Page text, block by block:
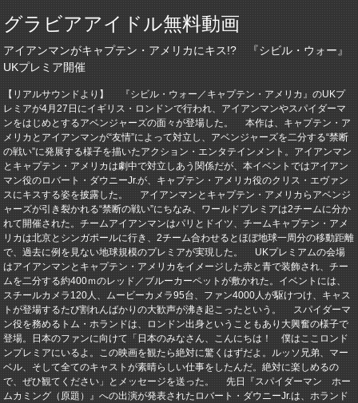
グラビアアイドル無料動画
アイアンマンがキャプテン・アメリカにキス!? 『シビル・ウォー』
UKプレミア開催
【リアルサウンドより】 『シビル・ウォー／キャプテン・アメリカ』のUKプ
レミアが4月27日にイギリス・ロンドンで行われ、アイアンマンやスパイダーマ
ンをはじめとするアベンジャーズの面々が登場した。 本作は、キャプテン・ア
メリカとアイアンマンが“友情”によって対立し、アベンジャーズを二分する“禁断
の戦い”に発展する様子を描いたアクション・エンタテインメント。アイアンマン
とキャプテン・アメリカは劇中で対立しあう関係だが、本イベントではアイアン
マン役のロバート・ダウニーJr.が、キャプテン・アメリカ役のクリス・エヴァン
スにキスする姿を披露した。 アイアンマンとキャプテン・アメリカらアベンジ
ャーズが引き裂かれる“禁断の戦い”にちなみ、ワールドプレミアは2チームに分か
れて開催された。チームアイアンマンはパリとドイツ、チームキャプテン・アメ
リカは北京とシンガポールに行き、2チーム合わせるとほぼ地球一周分の移動距離
で、過去に例を見ない地球規模のプレミアが実現した。 UKプレミアムの会場
はアイアンマンとキャプテン・アメリカをイメージした赤と青で装飾され、チー
ムを二分する約400ｍのレッド／ブルーカーペットが敷かれた。イベントには、
スチールカメラ120人、ムービーカメラ95台、ファン4000人が駆けつけ、キャス
トが登場するたび割れんばかりの大歓声が沸き起こったという。 スパイダーマ
ン役を務めるトム・ホランドは、ロンドン出身ということもあり大興奮の様子で
登場。日本のファンに向けて「日本のみなさん、こんにちは！ 僕はここロンド
ンプレミアにいるよ。この映画を観たら絶対に驚くはずだよ。ルッソ兄弟、マー
ベル、そして全てのキャストが素晴らしい仕事をしたんだ。絶対に楽しめるの
で、ぜひ観てください」とメッセージを送った。 先日『スパイダーマン ホー
ムカミング（原題）』への出演が発表されたロバート・ダウニーJr.は、ホランド